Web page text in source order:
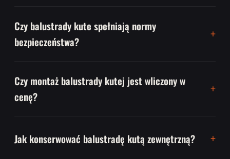
Czy balustrady kute spełniają normy
bezpieczeństwa?
Czy montaż balustrady kutej jest wliczony w
cenę?
Jak konserwować balustradę kutą zewnętrzną?